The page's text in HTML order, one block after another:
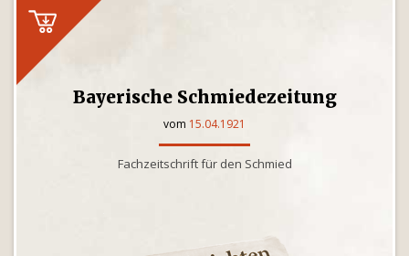
Bayerische Schmiedezeitung
vom 15.04.1921
Fachzeitschrift für den Schmied